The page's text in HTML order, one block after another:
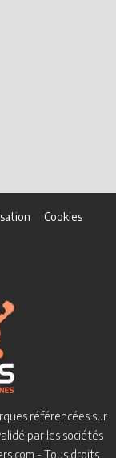
Cookies
référencées sur
par les sociétés
- Tous droits